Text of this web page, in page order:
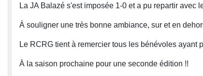
La JA Balazé s'est imposée 1-0 et a pu repartir
À souligner une très bonne ambiance, sur et en
Le RCRG tient à remercier tous les bénévoles
À la saison prochaine pour une seconde édition !!